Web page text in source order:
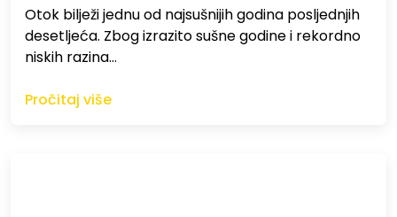
Otok bilježi jednu od najsušnijih godina posljednjih
desetljeća. Zbog izrazito sušne godine i rekordno
niskih razina…
Pročitaj više